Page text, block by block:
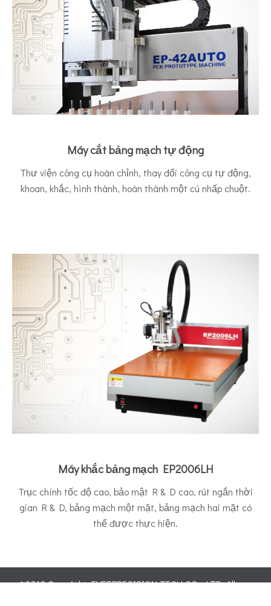
Máy cắt bảng mạch tự động
Thư viện công cụ hoàn chỉnh, thay đổi công cụ tự động,
khoan, khắc, hình thành, hoàn thành một cú nhấp chuột.
Máy khắc bảng mạch EP2006LH
Trục chính tốc độ cao, bảo mật R & D cao, rút ngắn thời
gian R & D, bảng mạch một mặt, bảng mạch hai mặt có
thể được thực hiện.
©2018 Copyright EVERPRECISION TECH CO., LTD. All